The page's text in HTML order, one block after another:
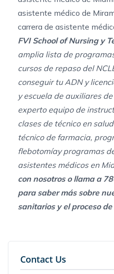
asistente médico de
carrera de asistente
FVI School of Nursing y
amplia lista de
cursos de repaso del
conseguir tuADNy
yescuela de auxiliares
experto equipo de
clases de técnico en
técnico de farmacia,
flebotomíayprogramas
asistentes médicos en
con nosotroso llama a
para saber más sobre
sanitarios y el proceso
Contact Us